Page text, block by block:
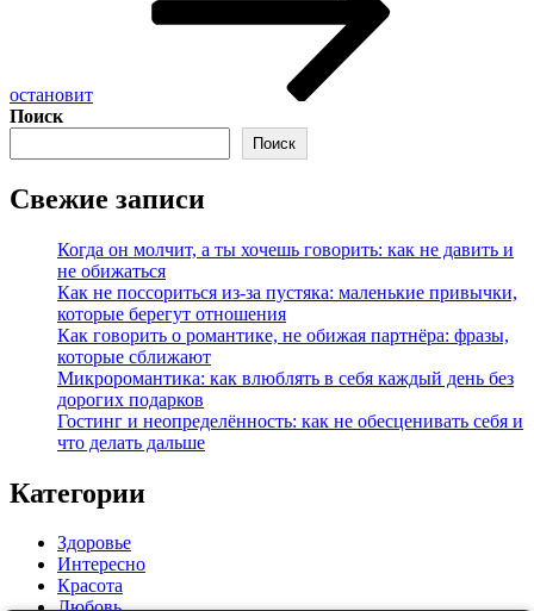
остановит
Поиск
Поиск
Свежие записи
Когда он молчит, а ты хочешь говорить: как не давить и
не обижаться
Как не поссориться из‑за пустяка: маленькие привычки,
которые берегут отношения
Как говорить о романтике, не обижая партнёра: фразы,
которые сближают
Микроромантика: как влюблять в себя каждый день без
дорогих подарков
Гостинг и неопределённость: как не обесценивать себя и
что делать дальше
Категории
Здоровье
Интересно
Красота